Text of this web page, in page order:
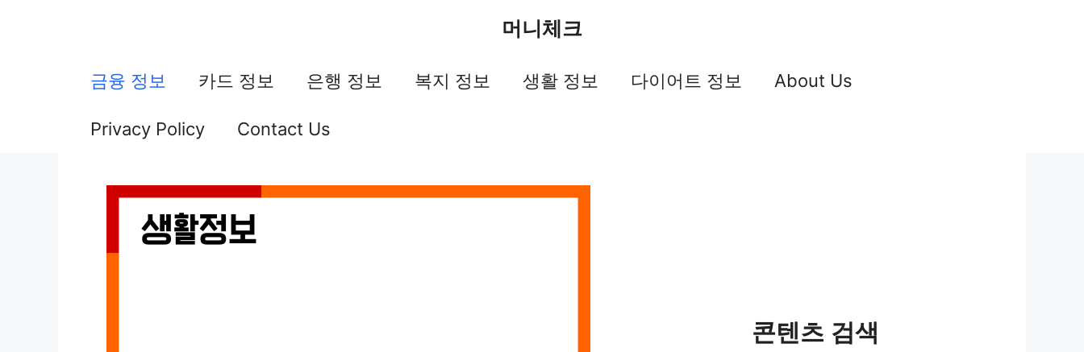
머니체크
금융 정보 카드 정보 은행 정보 복지 정보 생활 정보 다이어트 정보 About Us
Privacy Policy Contact Us
콘텐츠 검색